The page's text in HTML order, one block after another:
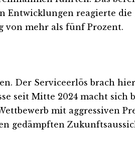
Entwicklungen reagierte
von mehr als fünf Prozent.
Der Serviceerlös brach hier
seit Mitte 2024 macht
mit aggressiven
gedämpften